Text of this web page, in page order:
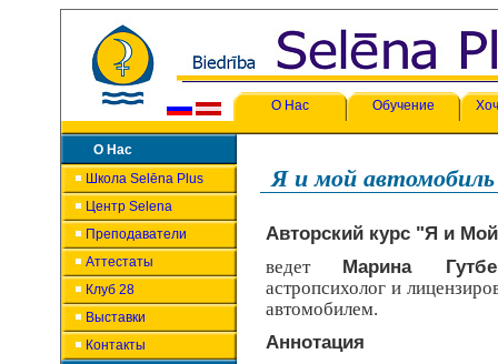
О Нас Обучение
О Нас
Школа Selēna Plus
Центр Selena
Преподаватели
Аттестаты
Клуб 28
Выставки
Контакты
Я и мой автомобиль
Авторский курс "Я и
ведет Марина
астропсихолог и
автомобилем.
Аннотация